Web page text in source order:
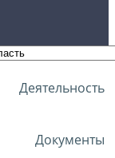
Деятельность
Документы